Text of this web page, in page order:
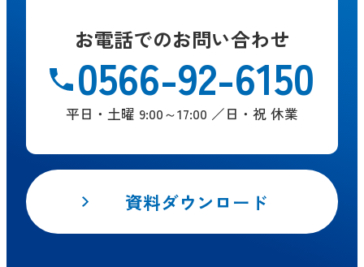
お電話でのお問い合わせ
0566-92-6150
平日・土曜 9:00～17:00 ／日・祝 休業
資料ダウンロード